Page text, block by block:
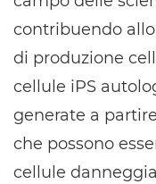
contribuendo
di produzione
cellule iPS
generate a
che possono
cellule